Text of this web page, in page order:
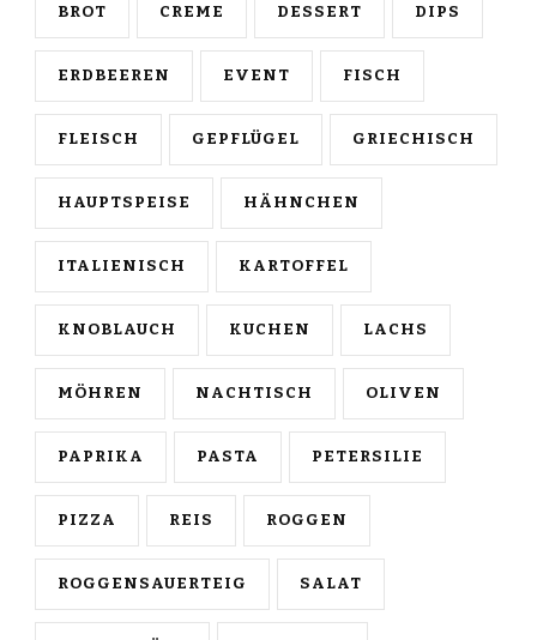
BROT CREME DESSERT DIPS
ERDBEEREN EVENT FISCH
FLEISCH GEPFLÜGEL GRIECHISCH
HAUPTSPEISE HÄHNCHEN
ITALIENISCH KARTOFFEL
KNOBLAUCH KUCHEN LACHS
MÖHREN NACHTISCH OLIVEN
PAPRIKA PASTA PETERSILIE
PIZZA REIS ROGGEN
ROGGENSAUERTEIG SALAT